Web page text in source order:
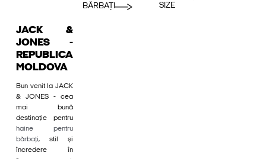
BĂRBAȚI
SIZE
JACK &
JONES -
REPUBLICA
MOLDOVA
Bun venit la JACK
& JONES - cea
mai bună
destinație pentru
haine pentru
bărbați, stil și
încredere în